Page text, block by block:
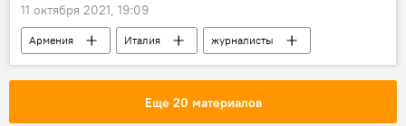
11 октября 2021, 19:09
Армения Италия
журналисты
тест
коронавирус Колумнисты
Еще 20 материалов